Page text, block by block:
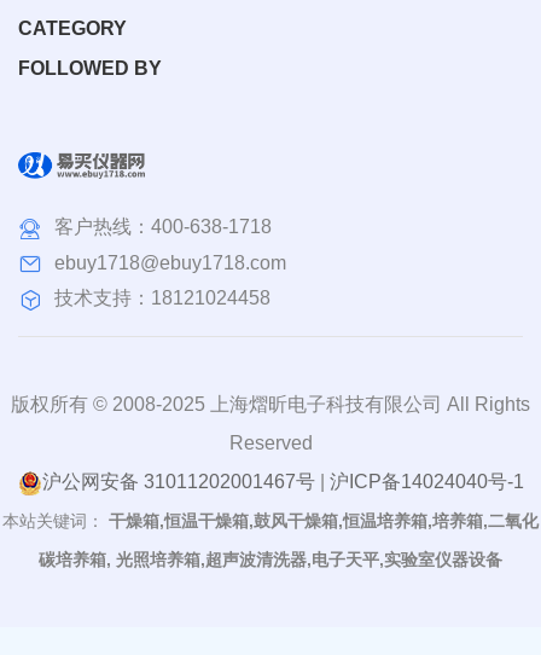
CATEGORY
FOLLOWED BY
客户热线： 400-638-1718
ebuy1718@ebuy1718.com
技术支持：18121024458
版权所有 © 2008-2025 上海熠昕电子科技有限公司 All Rights
Reserved
沪公网安备 31011202001467号| 沪ICP备14024040号-1
本站关键词：
干燥箱,恒温干燥箱,鼓风干燥箱,恒温培养箱,培养箱,二氧化
碳培养箱, 光照培养箱,超声波清洗器,电子天平,实验室仪器设备